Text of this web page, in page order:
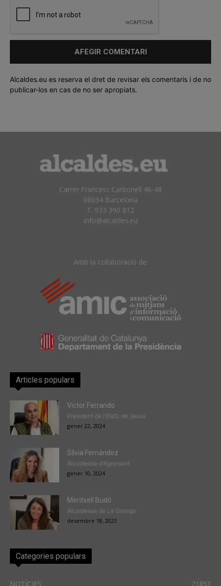
Alcaldes.eu es reserva el dret de revisar els comentaris i de no
publicar-los en cas de no ser apropiats.
Carrer Francesc Carbonell 46-48
08034 Barcelona
T. 933 390 812
info@alcaldes.eu
Amb la col·laboració de:
Articles populars
Victor Ferrando
President de l'EMD de Jesús
gener 22, 2024
Sílvia Fernández
Alcaldessa d'Agramunt
gener 10, 2024
Meritxell Budó
Alcaldessa de La Garriga
desembre 18, 2023
Categories populars
NOTÍCIES 21851